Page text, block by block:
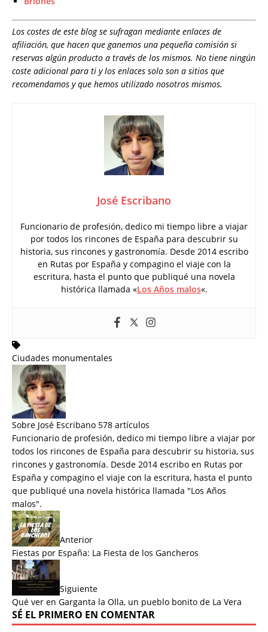
Los costes de este blog se sufragan mediante enlaces de
afiliación, que hacen que ganemos una pequeña comisión si
reservas algún producto a través de los mismos. No tiene ningún
coste adicional para ti y los enlaces solo son a sitios que
recomendamos y que hemos utilizado nosotros mismos.
José Escribano
Funcionario de profesión, dedico mi tiempo libre a viajar
por todos los rincones de España para descubrir su
historia, sus rincones y gastronomía. Desde 2014 escribo
en Rutas por España y compagino el viaje con la
escritura, hasta el punto que publiqué una novela
histórica llamada «Los Años malos«.
Ciudades monumentales
Sobre José Escribano 578 artículos
Funcionario de profesión, dedico mi tiempo libre a viajar por
todos los rincones de España para descubrir su historia, sus
rincones y gastronomía. Desde 2014 escribo en Rutas por
España y compagino el viaje con la escritura, hasta el punto
que publiqué una novela histórica llamada "Los Años
malos".
Anterior
Fiestas por España: La Fiesta de los Gancheros
Siguiente
Qué ver en Garganta la Olla, un pueblo bonito de La Vera
SÉ EL PRIMERO EN COMENTAR